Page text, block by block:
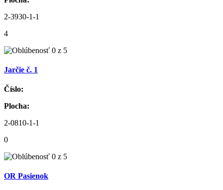
2-3930-1-1
4
Jarčie č. 1
Číslo:
Plocha:
2-0810-1-1
0
OR Pasienok